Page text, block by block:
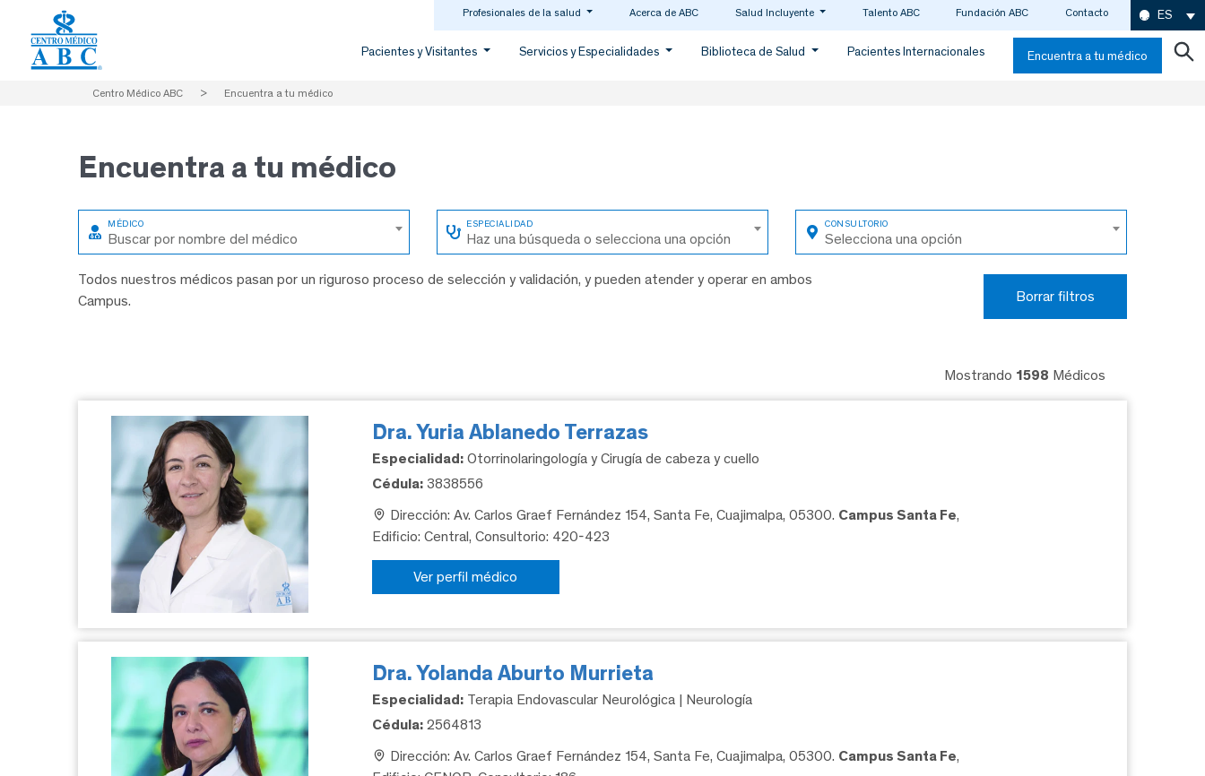
Profesionales de la salud Acerca de ABC Salud Incluyente Talento ABC Fundación ABC Contacto ES
Pacientes y Visitantes Servicios y Especialidades Biblioteca de Salud Pacientes Internacionales Encuentra a tu médico
Centro Médico ABC > Encuentra a tu médico
Encuentra a tu médico
Buscar por nombre del médico Haz una búsqueda o selecciona una opción Selecciona una opción
Todos nuestros médicos pasan por un riguroso proceso de selección y validación, y pueden atender y operar en ambos
Campus.
Borrar filtros
Mostrando 1598 Médicos
Dra. Yuria Ablanedo Terrazas
Especialidad: Otorrinolaringología y Cirugía de cabeza y cuello
Cédula: 3838556
Dirección: Av. Carlos Graef Fernández 154, Santa Fe, Cuajimalpa, 05300. Campus Santa Fe,
Edificio: Central, Consultorio: 420-423
Ver perfil médico
Dra. Yolanda Aburto Murrieta
Especialidad: Terapia Endovascular Neurológica | Neurología
Cédula: 2564813
Dirección: Av. Carlos Graef Fernández 154, Santa Fe, Cuajimalpa, 05300. Campus Santa Fe,